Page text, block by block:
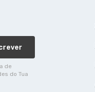
de
do Tua